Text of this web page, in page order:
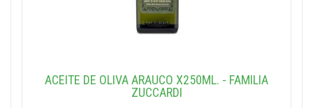
ACEITE DE OLIVA ARAUCO X250ML. - FAMILIA
ZUCCARDI